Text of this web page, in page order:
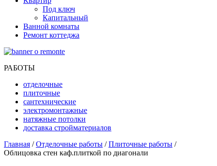
Под ключ
Капитальный
Ванной комнаты
Ремонт коттеджа
РАБОТЫ
отделочные
плиточные
сантехнические
электромонтажные
натяжные потолки
доставка стройматериалов
Главная /Отделочные работы /Плиточные работы /
Облицовка стен каф.плиткой по диагонали